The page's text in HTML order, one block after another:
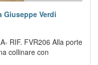
Giuseppe Verdi
RIF. FVR206 Alla porte
collinare con